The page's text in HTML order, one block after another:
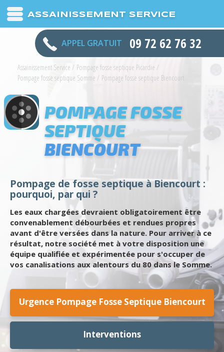
ASSAINISSEMENT SERVICE
APPEL GRATUIT 09 72 62 76 32
Assainissement Service / Pompage fosse septique Picardie /
Pompage fosse septique Somme / Pompage fosse septique Biencourt
POMPAGE FOSSE
SEPTIQUE
BIENCOURT
Pompage de fosse septique à Biencourt :
pourquoi, par qui ?
Les eaux chargées devraient obligatoirement être
convenablement débourbées et rendues propres
avant d'être versées dans la nature. Pour arriver à ce
résultat, notre société met à votre disposition une
équipe qualifiée et expérimentée pour s'occuper de
vos canalisations aux alentours du 80 dans le Somme.
Urgence Pompage Fosse Septique Biencourt
Interventions